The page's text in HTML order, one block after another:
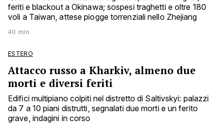
feriti e blackout a Okinawa; sospesi traghetti e oltre 180
voli a Taiwan, attese piogge torrenziali nello Zhejiang
40 min
ESTERO
Attacco russo a Kharkiv, almeno due
morti e diversi feriti
Edifici multipiano colpiti nel distretto di Saltivskyi: palazzi
da 7 a 10 piani distrutti, segnalati due morti e un ferito
grave, indagini in corso